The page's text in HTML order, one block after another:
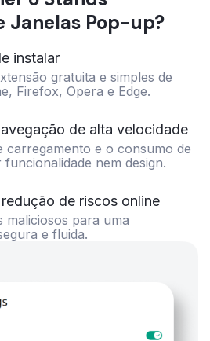
Janelas Pop-up?
instalar
gratuita e simples de
Firefox, Opera e Edge.
de alta velocidade
carregamento e o consumo de
nem design.
de riscos online
maliciosos para uma
e fluida.